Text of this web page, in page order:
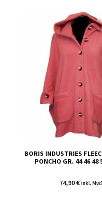
BORIS INDUSTRIES
PONCHO GR. 44 46 48
74,90€ inkl.